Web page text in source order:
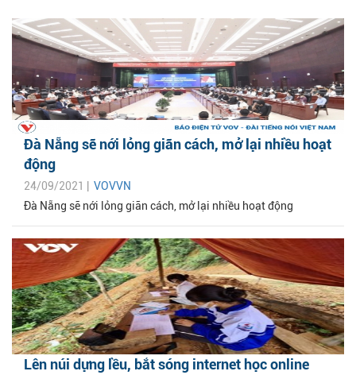
Đà Nẵng sẽ nới lỏng giãn cách, mở lại nhiều hoạt
động
24/09/2021 | VOVVN
Đà Nẵng sẽ nới lỏng giãn cách, mở lại nhiều hoạt động
Lên núi dựng lều, bắt sóng internet học online